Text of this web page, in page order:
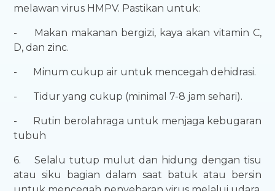
melawan virus HMPV. Pastikan untuk:
-
Makan makanan bergizi, kaya akan vitamin C,
D, dan zinc.
- Minum cukup air untuk mencegah dehidrasi.
- Tidur yang cukup (minimal 7-8 jam sehari).
-
Rutin berolahraga untuk menjaga kebugaran
tubuh
6.
Selalu tutup mulut dan hidung dengan tisu
atau siku bagian dalam saat batuk atau bersin